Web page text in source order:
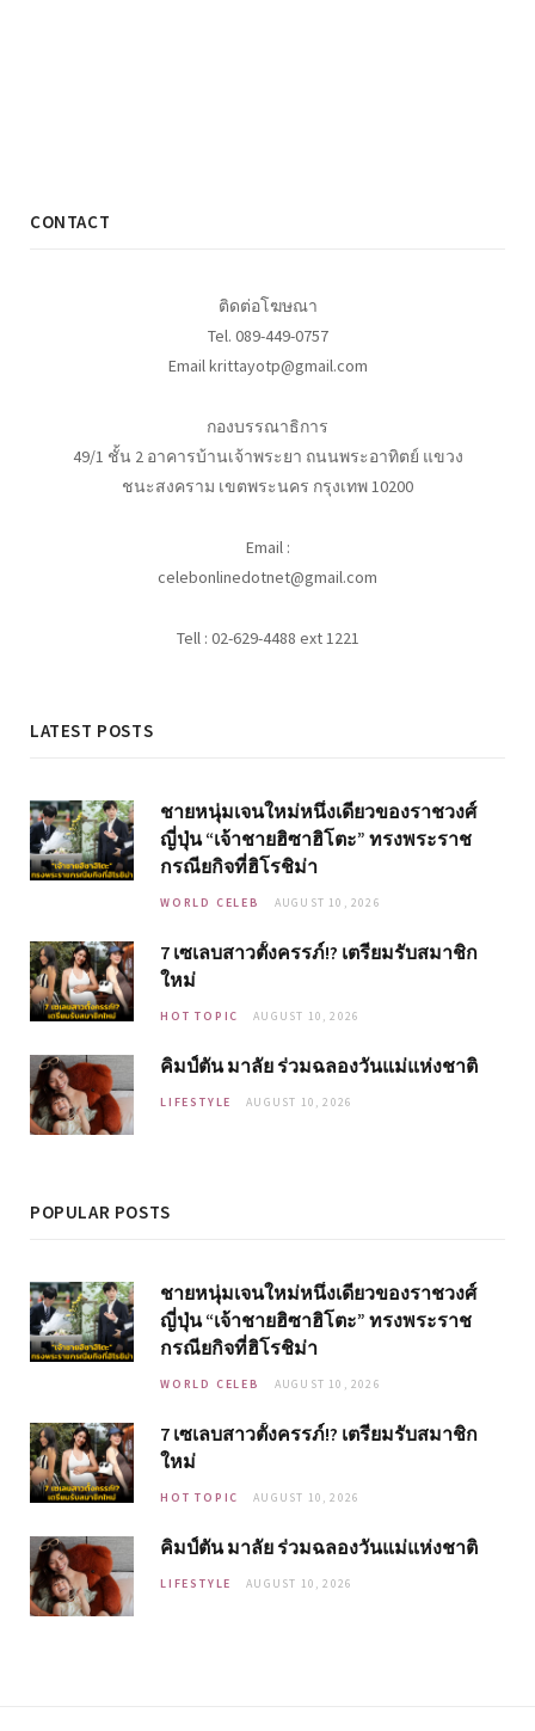
CONTACT
ติดต่อโฆษณา
Tel. 089-449-0757
Email krittayotp@gmail.com
กองบรรณาธิการ
49/1 ชั้น 2 อาคารบ้านเจ้าพระยา ถนนพระอาทิตย์ แขวง
ชนะสงคราม เขตพระนคร กรุงเทพ 10200
Email :
celebonlinedotnet@gmail.com
Tell : 02-629-4488 ext 1221
LATEST POSTS
ชายหนุ่มเจนใหม่หนึ่งเดียวของราชวงศ์
ญี่ปุ่น “เจ้าชายฮิซาฮิโตะ” ทรงพระราช
กรณียกิจที่ฮิโรชิม่า
WORLD CELEB AUGUST 10, 2026
7 เซเลบสาวตั้งครรภ์!? เตรียมรับสมาชิก
ใหม่
HOT TOPIC AUGUST 10, 2026
คิมป์ตัน มาลัย ร่วมฉลองวันแม่แห่งชาติ
LIFESTYLE AUGUST 10, 2026
POPULAR POSTS
ชายหนุ่มเจนใหม่หนึ่งเดียวของราชวงศ์
ญี่ปุ่น “เจ้าชายฮิซาฮิโตะ” ทรงพระราช
กรณียกิจที่ฮิโรชิม่า
WORLD CELEB AUGUST 10, 2026
7 เซเลบสาวตั้งครรภ์!? เตรียมรับสมาชิก
ใหม่
HOT TOPIC AUGUST 10, 2026
คิมป์ตัน มาลัย ร่วมฉลองวันแม่แห่งชาติ
LIFESTYLE AUGUST 10, 2026